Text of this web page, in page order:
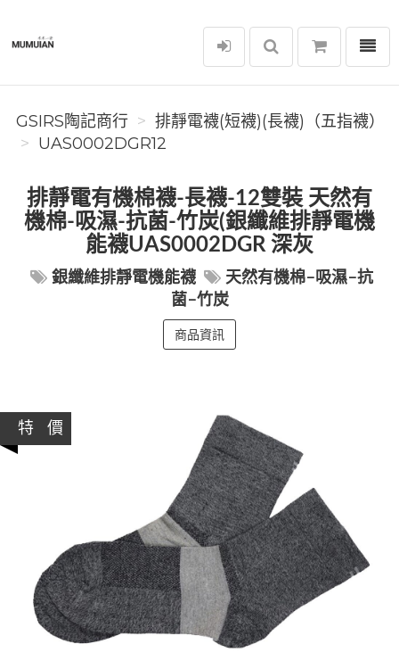
GSIRS陶記商行
選單
GSIRS陶記商行
排靜電襪(短襪)(長襪)（五指襪）
UAS0002DGR12
排靜電有機棉襪-長襪-12雙裝 天然有
機棉-吸濕-抗菌-竹炭(銀纖維排靜電機
能襪UAS0002DGR 深灰
銀纖維排靜電機能襪
天然有機棉-吸濕-抗
菌-竹炭
商品資訊
特 價